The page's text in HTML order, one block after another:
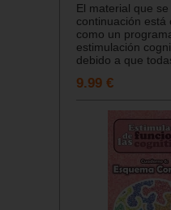
El material que
continuación está
como un
estimulación
debido a que
9.99 €